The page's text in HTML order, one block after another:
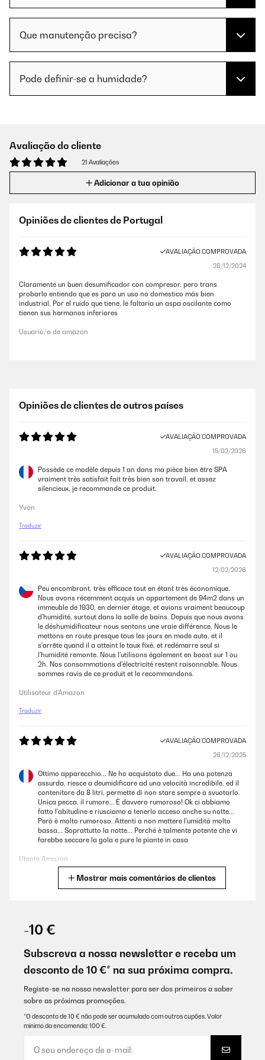
Que manutenção precisa?
Pode definir-se a humidade?
Avaliação do cliente
21 Avaliações
Adicionar a tua opinião
Opiniões de clientes de Portugal
AVALIAÇÃO COMPROVADA
28/12/2024
Claramente un buen desumificador con compresor, pero trans
probarlo entiendo que es para un uso no domestico más bien
industrial. Por el ruido que tiene, le faltaría un aspa oscilante como
tienen sus hermanos inferiores
Usuario/a de amazon
Opiniões de clientes de outros países
AVALIAÇÃO COMPROVADA
15/02/2026
Possède ce modèle depuis 1 an dans ma pièce bien être SPA
vraiment très satisfait fait très bien son travail, et assez
silencieux, je recommande ce produit.
Yvon
Traduzir
AVALIAÇÃO COMPROVADA
12/02/2026
Peu encombrant, très efficace tout en étant très économique.
Nous avons récemment acquis un appartement de 94m2 dans un
immeuble de 1930, en dernier étage, et avions vraiment beaucoup
d'humidité, surtout dans la salle de bains. Depuis que nous avons
le déshumidificateur nous sentons une vraie différence. Nous le
mettons en route presque tous les jours en mode auto, et il
s'arrête quand il a atteint le taux fixé, et redémarre seul si
l'humidité remonte. Nous l'utilisons également en boost sur 1 ou
2h. Nos consommations d'électricité restent raisonnable. Nous
sommes ravis de ce produit et le recommandons.
Utilisateur d'Amazon
Traduzir
AVALIAÇÃO COMPROVADA
26/12/2025
Ottimo apparecchio... Ne ho acquistato due... Ha una potenza
assurda, riesce a deumidificare ad una velocità incredibile, ed il
contenitore da 8 litri, permette di non stare sempre a svuotarlo.
Unica pecca, il rumore... È davvero rumoroso! Ok ci abbiamo
fatto l'abitudine e riusciamo a tenerlo acceso anche su notte...
Però è molto rumoroso. Attenti a non mettere l'umidità molto
bassa... Soprattutto la notte... Perché è talmente potente che vi
farebbe seccare la gola e pure le piante in casa
Utente Amazon
angekommen. Gerne wieder, vielen Dank!
Amazon-Benutzer
Traduzir
AVALIAÇÃO COMPROVADA
Sehr tolle gärat. Bis jetzt bin ich sehr zufrieden.
Mostrar mais comentários de clientes
-10 €
Subscreva a nossa newsletter e receba um
desconto de 10 €* na sua próxima compra.
Registe-se na nossa newsletter para ser dos primeiros a saber
sobre as próximas promoções.
*O desconto de 10 € não pode ser acumulado com outros cupões. Valor
mínimo da encomenda: 100 €.